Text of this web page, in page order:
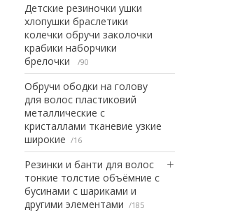
Детские резиночки ушки
хлопушки браслетики
колечки обручи заколочки
крабики наборчики
брелочки
90
Обручи ободки на голову
для волос пластиковий
металлические с
кристаллами тканевие узкие
широкие
16
Резинки и банти для волос
тонкие толстие объёмние с
бусинами с шариками и
другими элементами
185